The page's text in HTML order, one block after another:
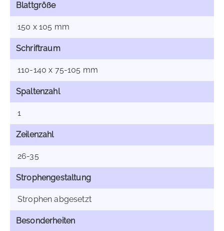
Blattgröße
150 x 105 mm
Schriftraum
110-140 x 75-105 mm
Spaltenzahl
1
Zeilenzahl
26-35
Strophengestaltung
Strophen abgesetzt
Besonderheiten